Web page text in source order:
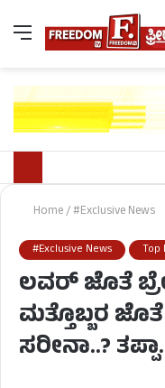
Home/#Exclusive News
#Exclusive News Top
ಲವರ್ ಜೊತೆ
ಮತ್ತೊಬ್ಬರ
ಸರೀನಾ..?